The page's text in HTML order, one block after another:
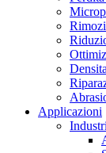
Applicazioni